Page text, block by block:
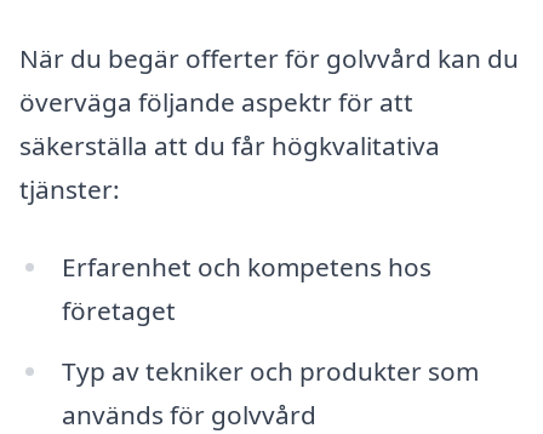
När du begär offerter för golvvård kan du
överväga följande aspektr för att
säkerställa att du får högkvalitativa
tjänster:
Erfarenhet och kompetens hos
företaget
Typ av tekniker och produkter som
används för golvvård